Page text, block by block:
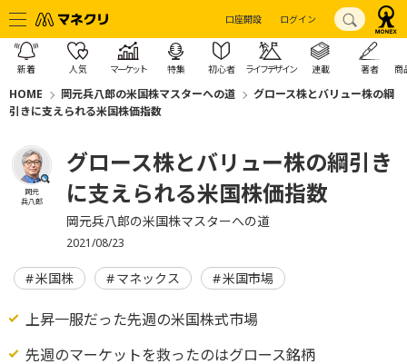
口座開設 ログイン
新着 人気 マーケット 特集 初心者 ライフデザイン 連載 著者 商
HOME 岡元兵八郎の米国株マスターへの道
グロース株とバリュー株の綱
引きに支えられる米国株価指数
岡元
兵八郎
グロース株とバリュー株の綱引き
に支えられる米国株価指数
岡元兵八郎の米国株マスターへの道
2021/08/23
米国株 マネックス 米国市場
上昇一服だった先週の米国株式市場
先週のマーケットを救ったのはグロース銘柄